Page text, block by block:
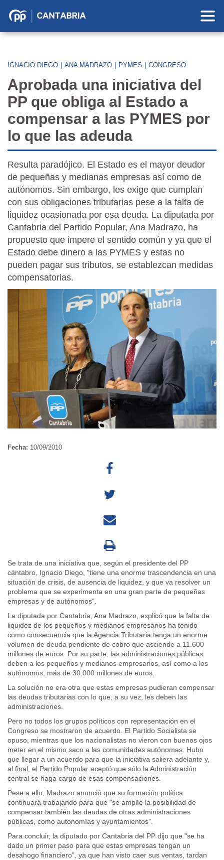
Partido
Cantabria
IGNACIO DIEGO ANA MADRAZO PYMES CONGRESO
Aprobada una iniciativa del
PP que obliga al Estado a
compensar a las PYMES por
lo que las adeuda
Resulta paradójico. El Estado es el mayor deudor
de pequeñas y medianas empresas así como de
autónomos. Sin embargo, les exige que cumplan
con sus obligaciones tributarias pese a la falta de
liquidez ocasionada por esa deuda. La diputada por
Cantabria del Partido Popular, Ana Madrazo, ha
propuesto que impere el sentido común y ya que el
Estado debe dinero a las PYMES y estas no
pueden pagar sus tributos, se establezcan medidas
compensatorias.
Fecha: 10/09/2010
Se trata de una iniciativa que, según el presidente del PP
cántabro, Ignacio Diego, "tiene una enorme trascendencia en una
situación de crisis, de ausencia de liquidez, y que va resolver un
problema que se experimenta en una gran parte de pequeñas
empresas y de autónomos".
La diputada por Cantabria, Ana Madrazo, explicó que la falta de
liquidez de los pequeños y medianos empresarios ha tenido
como consecuencia que la Agencia Tributaria tenga un enorme
volumen de deuda pendiente de cobro que asciende a 11.600
millones de euros. Por su parte, las administraciones públicas
deben a los pequeños y medianos empresarios, así como a los
autónomos, más de 30.000 millones de euros.
La solución no era otra que estas empresas pudieran compensar
las deudas tributarias con lo que, a su vez, les deben las
administraciones.
Pero no todos los grupos políticos con representación en el
Congreso se mostraron de acuerdo. El Partido Socialista se
opuso, mientras que los nacionalistas no vieron con buenos ojos
meter en el mismo saco a las comunidades autónomas. Hubo
que llegar a un acuerdo para que la iniciativa saliera adelante y,
al final, el Partido Popular aceptó que sólo la Administración
central se haga cargo de esas compensaciones.
Pese a ello, Madrazo anunció que su formación política
continuará trabajando para que "se amplíe la posibilidad de
compensar también las deudas de otras administraciones
públicas, como autonomías y ayuntamientos".
Para concluir, la diputado por Cantabria del PP dijo que "se ha
dado un primer paso para que estas empresas tengan un
desahogo financiero", ya que han visto caer sus ventas, tardan